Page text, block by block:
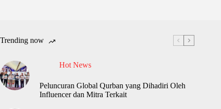
Trending now
Hot News
Peluncuran Global Qurban yang Dihadiri Oleh
Influencer dan Mitra Terkait